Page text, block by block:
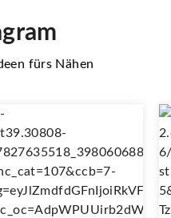
fürs Nähen